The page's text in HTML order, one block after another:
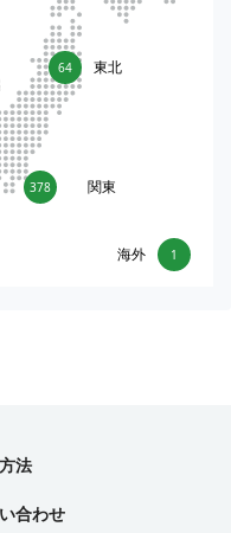
64 東北
378 関東
1
海外
法
合わせ